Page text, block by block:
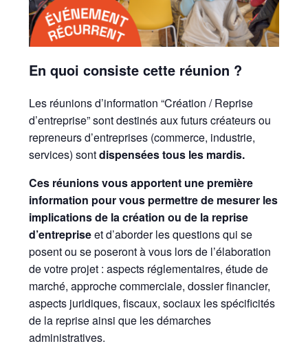
En quoi consiste cette réunion ?
Les réunions d’information “Création / Reprise
d’entreprise” sont destinés aux futurs créateurs ou
repreneurs d’entreprises (commerce, industrie,
services) sontdispensées tous les mardis.
Ces réunions vous apportent une première
information pour vous permettre de mesurer les
implications de la création ou de la reprise
d’entrepriseet d’aborder les questions qui se
posent ou se poseront à vous lors de l’élaboration
de votre projet : aspects réglementaires, étude de
marché, approche commerciale, dossier financier,
aspects juridiques, fiscaux, sociaux les spécificités
de la reprise ainsi que les démarches
administratives.